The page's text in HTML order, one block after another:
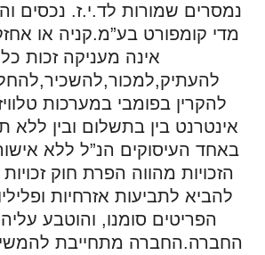
מדי קומפורט בע”מ.קניה או
אינה מעניקה זכות
להקרין בפומבי במערכות
אינטרנט בין בתשלום ובין ללא
באחד העיסוקים הנ”ל ללא
הזכויות מהווה הפרת חוק זכויות
להביא לתביעות אזרחיות
הפריטים סומנו, והוטבע
החברה.החברה מתחייבת